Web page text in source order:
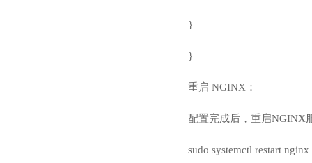
}
}
重启 NGINX：
配置完成后，重启NGINX
sudo systemctl restart nginx